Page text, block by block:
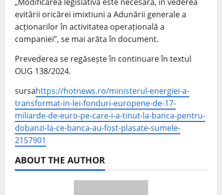
evitării oricărei imixtiuni a Adunării generale a
acționarilor în activitatea operațională a
companiei”, se mai arăta în document.
Prevederea se regăsește în continuare în textul
OUG 138/2024.
sursahttps://hotnews.ro/ministerul-energiei-a-
transformat-in-lei-fonduri-europene-de-17-
miliarde-de-euro-pe-care-i-a-tinut-la-banca-pentru-
dobanzi-la-ce-banca-au-fost-plasate-sumele-
2157901
ABOUT THE AUTHOR